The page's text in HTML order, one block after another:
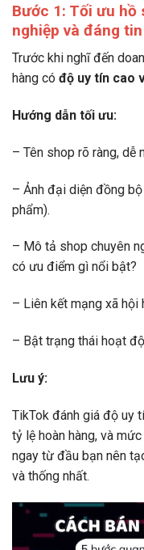
Bước 1: Tối ưu hồ
nghiệp và đáng
Trước khi nghĩ đến
hàng có độ uy tín cao
Hướng dẫn tối ưu:
– Tên shop rõ ràng, dễ
– Ảnh đại diện đồng
phẩm).
– Mô tả shop chuyên
có ưu điểm gì nổi bật?
– Liên kết mạng xã hội
– Bật trạng thái hoạt
Lưu ý:
TikTok đánh giá độ uy
tỷ lệ hoàn hàng, và
ngay từ đầu bạn nên
và thống nhất.